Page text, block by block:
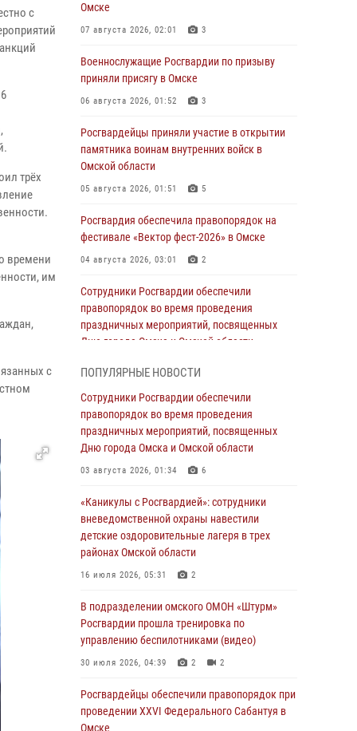
с
трёх
времени
им
с
Омске
07 августа 2026, 02:01 3
Военнослужащие Росгвардии по призыву
приняли присягу в Омске
06 августа 2026, 01:52 3
Росгвардейцы приняли участие в открытии
памятника воинам внутренних войск в
Омской области
05 августа 2026, 01:51 5
Росгвардия обеспечила правопорядок на
фестивале «Вектор фест-2026» в Омске
04 августа 2026, 03:01 2
Сотрудники Росгвардии обеспечили
правопорядок во время проведения
праздничных мероприятий, посвященных
Дню города Омска и Омской области
Всероссийская акция «Каникулы с
Росгвардией» продолжается в Омской
области
31 июля 2026, 09:22 1
Росгвардии прошла тренировка по
управлению беспилотниками (видео)
30 июля 2026, 04:39 2 2
Росгвардия обеспечила безопасность
Победы» в Омске
29 июля 2026, 01:49 2
Росгвардейцы приняли участие в крестном
28 июля 2026, 01:44 6
ПОПУЛЯРНЫЕ НОВОСТИ
Сотрудники Росгвардии обеспечили
правопорядок во время проведения
праздничных мероприятий, посвященных
Дню города Омска и Омской области
03 августа 2026, 01:34 6
«Каникулы с Росгвардией»: сотрудники
вневедомственной охраны навестили
детские оздоровительные лагеря в трех
районах Омской области
16 июля 2026, 05:31 2
В подразделении омского ОМОН «Штурм»
Росгвардии прошла тренировка по
управлению беспилотниками (видео)
30 июля 2026, 04:39 2 2
Росгвардейцы обеcпечили правопорядок при
проведении XXVI Федерального Сабантуя в
Омске